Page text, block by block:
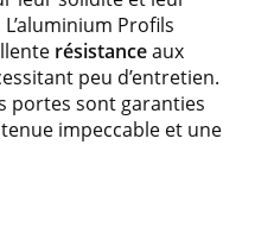
Profils
résistanceaux
peu d’entretien.
portes sont garanties
impeccable et une